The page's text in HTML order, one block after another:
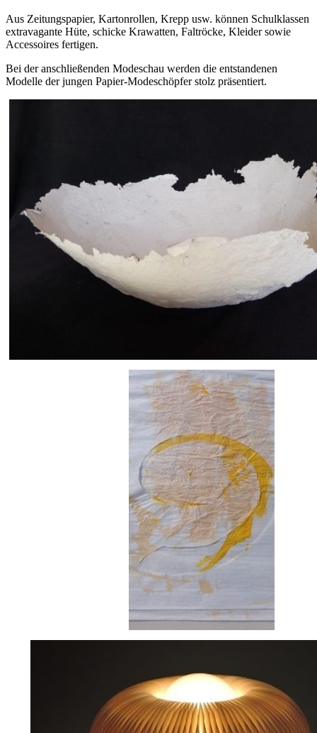
Aus Zeitungspapier, Kartonrollen, Krepp usw. können Schulklassen
extravagante Hüte, schicke Krawatten, Faltröcke, Kleider sowie
Accessoires fertigen.
Bei der anschließenden Modeschau werden die entstandenen
Modelle der jungen Papier-Modeschöpfer stolz präsentiert.